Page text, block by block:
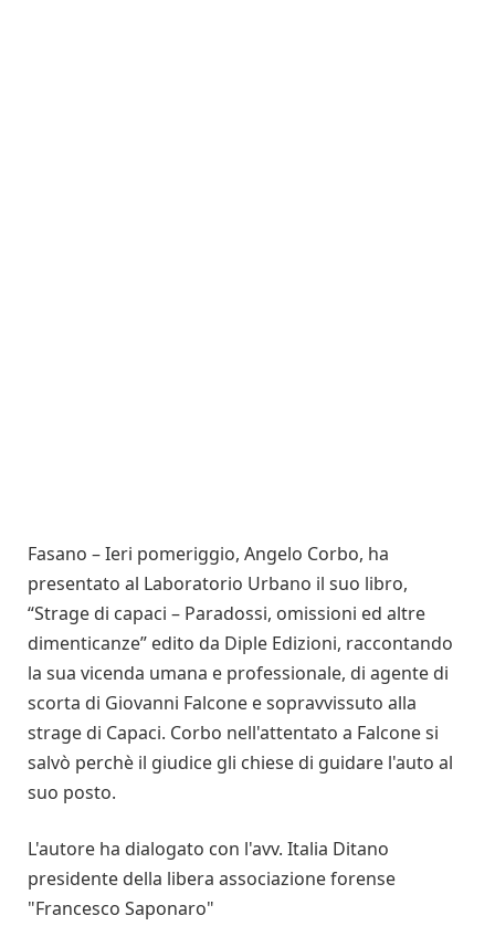
Fasano – Ieri pomeriggio, Angelo Corbo, ha
presentato al Laboratorio Urbano il suo libro,
“Strage di capaci – Paradossi, omissioni ed altre
dimenticanze” edito da Diple Edizioni, raccontando
la sua vicenda umana e professionale, di agente di
scorta di Giovanni Falcone e sopravvissuto alla
strage di Capaci. Corbo nell'attentato a Falcone si
salvò perchè il giudice gli chiese di guidare l'auto al
suo posto.
L'autore ha dialogato con l'avv. Italia Ditano
presidente della libera associazione forense
"Francesco Saponaro"